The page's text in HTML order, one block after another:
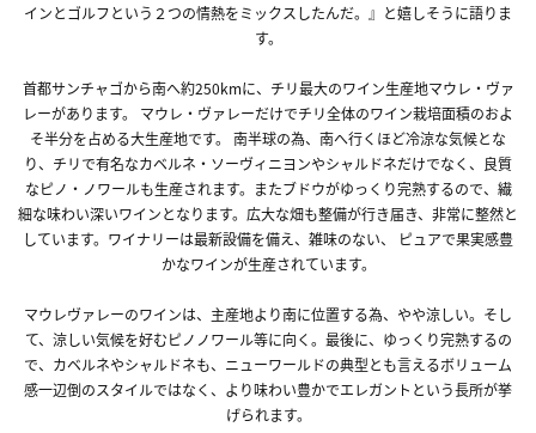
インとゴルフという２つの情熱をミックスしたんだ。』と嬉しそうに語りま
す。
首都サンチャゴから南へ約250kmに、チリ最大のワイン生産地マウレ・ヴァ
レーがあります。 マウレ・ヴァレーだけでチリ全体のワイン栽培面積のおよ
そ半分を占める大生産地です。 南半球の為、南へ行くほど冷涼な気候とな
り、チリで有名なカベルネ・ソーヴィニヨンやシャルドネだけでなく、良質
なピノ・ノワールも生産されます。またブドウがゆっくり完熟するので、繊
細な味わい深いワインとなります。広大な畑も整備が行き届き、非常に整然と
しています。ワイナリーは最新設備を備え、雑味のない、 ピュアで果実感豊
かなワインが生産されています。
マウレヴァレーのワインは、主産地より南に位置する為、やや涼しい。そし
て、涼しい気候を好むピノノワール等に向く。最後に、ゆっくり完熟するの
で、カベルネやシャルドネも、ニューワールドの典型とも言えるボリューム
感一辺倒のスタイルではなく、より味わい豊かでエレガントという長所が挙
げられます。